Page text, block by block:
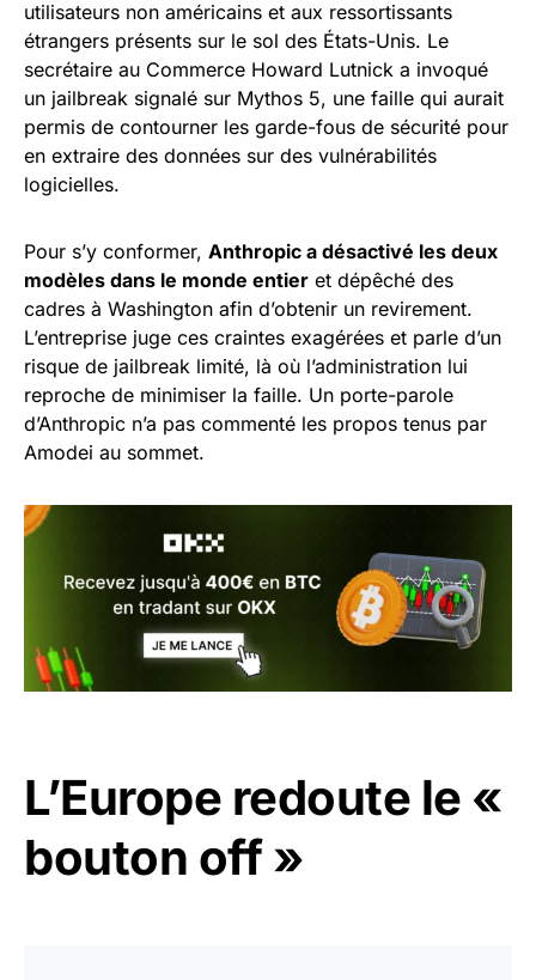
utilisateurs non américains et aux ressortissants
étrangers présents sur le sol des États-Unis. Le
secrétaire au Commerce Howard Lutnick a invoqué
un jailbreak signalé sur Mythos 5, une faille qui aurait
permis de contourner les garde-fous de sécurité pour
en extraire des données sur des vulnérabilités
logicielles.
Pour s’y conformer, Anthropic a désactivé les deux
modèles dans le monde entier et dépêché des
cadres à Washington afin d’obtenir un revirement.
L’entreprise juge ces craintes exagérées et parle d’un
risque de jailbreak limité, là où l’administration lui
reproche de minimiser la faille. Un porte-parole
d’Anthropic n’a pas commenté les propos tenus par
Amodei au sommet.
L’Europe redoute le «
bouton off »